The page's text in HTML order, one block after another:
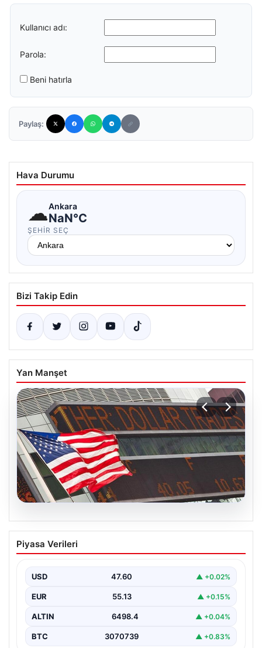
Kullanıcı adı:
Parola:
Beni hatırla
Paylaş:
Hava Durumu
☁Ankara
NaN°C
ŞEHIR SEÇ
Bizi Takip Edin
Yan Manşet
04.08.2026
FED faiz kararı ne zaman açıklanacak?
Nisan ayı faiz beklentisi belli oldu
Piyasa Verileri
USD 47.60 ▲ +0.02%
EUR 55.13 ▲ +0.15%
ALTIN 6498.4 ▲ +0.04%
BTC 3070739 ▲ +0.83%